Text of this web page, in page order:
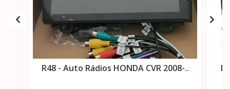
R48 - Auto Rádios HONDA CVR 2008-..